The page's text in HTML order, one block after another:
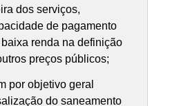
dos serviços,
de pagamento
renda na definição
preços públicos;
por objetivo geral
do saneamento